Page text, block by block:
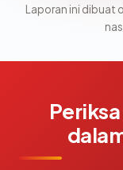
Laporan ini dibuat